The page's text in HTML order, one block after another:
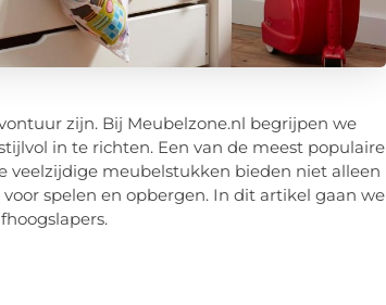
zijn. Bij Meubelzone.nl begrijpen we
in te richten. Een van de meest populaire
veelzijdige meubelstukken bieden niet alleen
spelen en opbergen. In dit artikel gaan we